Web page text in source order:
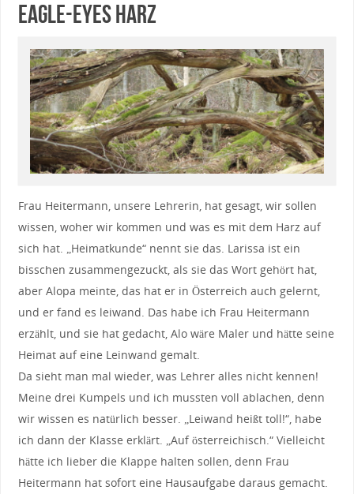
Eagle-Eyes Harz
Frau Heitermann, unsere Lehrerin, hat gesagt, wir sollen
wissen, woher wir kommen und was es mit dem Harz auf
sich hat. „Heimatkunde“ nennt sie das. Larissa ist ein
bisschen zusammengezuckt, als sie das Wort gehört hat,
aber Alopa meinte, das hat er in Österreich auch gelernt,
und er fand es leiwand. Das habe ich Frau Heitermann
erzählt, und sie hat gedacht, Alo wäre Maler und hätte seine
Heimat auf eine Leinwand gemalt.
Da sieht man mal wieder, was Lehrer alles nicht kennen!
Meine drei Kumpels und ich mussten voll ablachen, denn
wir wissen es natürlich besser. „Leiwand heißt toll!“, habe
ich dann der Klasse erklärt. „Auf österreichisch.“ Vielleicht
hätte ich lieber die Klappe halten sollen, denn Frau
Heitermann hat sofort eine Hausaufgabe daraus gemacht.